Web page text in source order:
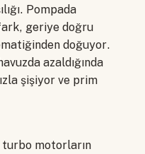
Pompada
geriye doğru
doğuyor.
azaldığında
şişiyor ve prim
turbo motorların